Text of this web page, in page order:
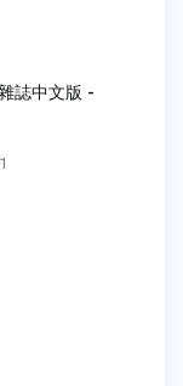
誌中文版 -